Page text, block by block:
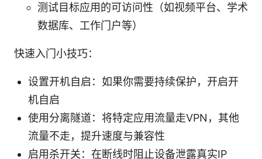
测试目标应用的可访问性（如视频平台、学术
数据库、工作门户等）
快速入门小技巧：
设置开机自启：如果你需要持续保护，开启开
机自启
使用分离隧道：将特定应用流量走VPN，其他
流量不走，提升速度与兼容性
启用杀开关：在断线时阻止设备泄露真实IP